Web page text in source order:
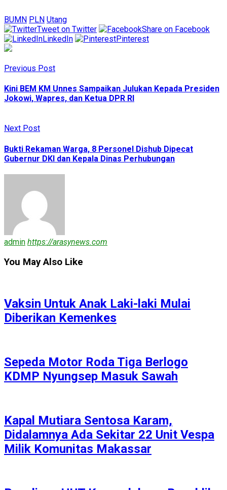
BUMN PLN Utang
Tweet on Twitter
Share on Facebook
LinkedIn
Pinterest
Previous Post
Kini BEM KM Unnes Sampaikan Julukan Kepada Presiden
Jokowi, Wapres, dan Ketua DPR RI
Next Post
Bukti Rekaman Warga, 8 Personel Dishub Dipecat
Gubernur DKI dan Kepala Dinas Perhubungan
admin https://arasynews.com
You May Also Like
Vaksin Untuk Anak Laki-laki Mulai
Diberikan Kemenkes
Sepeda Motor Roda Tiga Berlogo
KDMP Nyungsep Masuk Sawah
Kapal Mutiara Sentosa Karam,
Didalamnya Ada Sekitar 22 Unit Vespa
Milik Komunitas Makassar